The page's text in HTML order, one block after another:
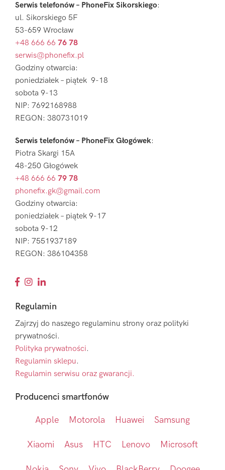
Serwis telefonów – PhoneFix Sikorskiego:
ul. Sikorskiego 5F
53-659 Wrocław
+48 666 66 76 78
serwis@phonefix.pl
Godziny otwarcia:
poniedziałek – piątek 9-18
sobota 9-13
NIP: 7692168988
REGON: 380731019
Serwis telefonów – PhoneFix Głogówek:
Piotra Skargi 15A
48-250 Głogówek
+48 666 66 79 78
phonefix.gk@gmail.com
Godziny otwarcia:
poniedziałek – piątek 9-17
sobota 9-12
NIP: 7551937189
REGON: 386104358
Regulamin
Zajrzyj do naszego regulaminu strony oraz polityki
prywatności.
Polityka prywatności.
Regulamin sklepu.
Regulamin serwisu oraz gwarancji.
Producenci smartfonów
Apple Motorola Huawei Samsung
Xiaomi Asus HTC Lenovo Microsoft